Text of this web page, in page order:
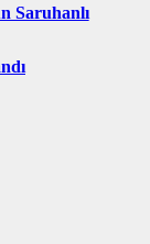
Saruhanlı